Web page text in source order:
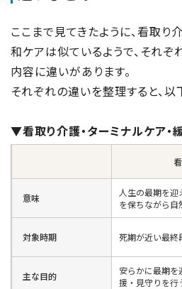
ここまで見てきたように、看取り
和ケアは似ているようで、それぞ
内容に違いがあります。
それぞれの違いを整理すると、以
▼看取り介護・ターミナルケア・
意味
人生の最期を
を保ちながら
対象時期 死期が近い最終
主な目的
安らかに最期を
援・見守りを行